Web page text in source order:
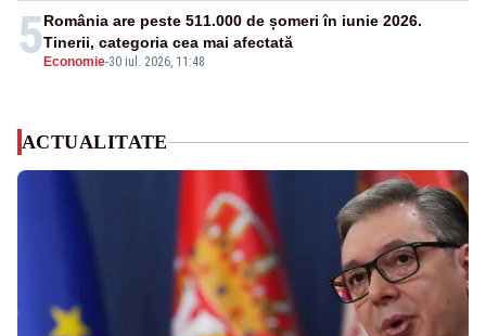
5 Economie-30 iul. 2026, 11:48
România are peste 511.000 de șomeri în iunie 2026.
Tinerii, categoria cea mai afectată
ACTUALITATE